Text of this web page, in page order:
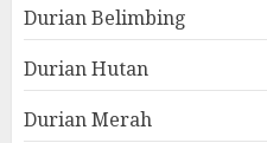
Durian Belimbing
Durian Hutan
Durian Merah